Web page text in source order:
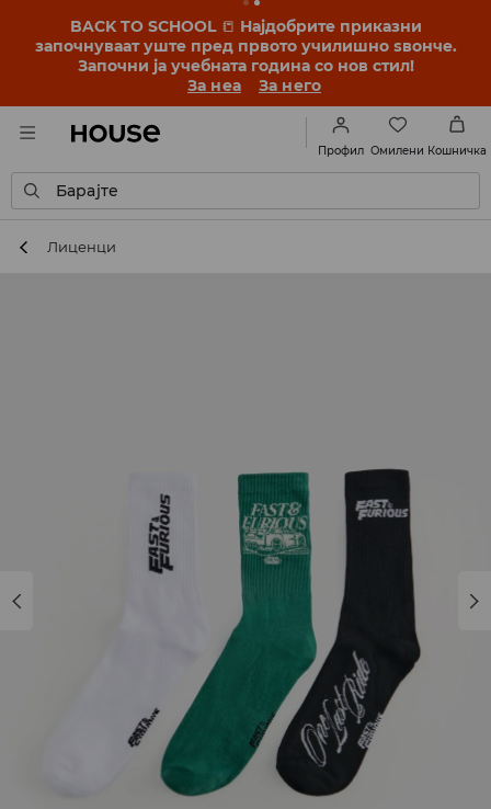
BACK TO SCHOOL 📒 Најдобрите приказни
започнуваат уште пред првото училишно ѕвонче.
Започни ја учебната година со нов стил!
За неа
За него
Профил Омилени Кошничка
Барајте
Лиценци